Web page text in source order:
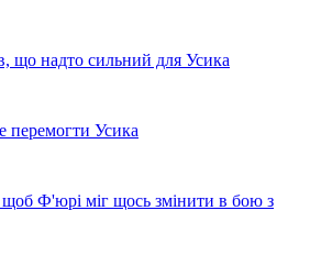
що надто сильний для Усика
Усика
щоб Ф'юрі міг щось змінити в бою з